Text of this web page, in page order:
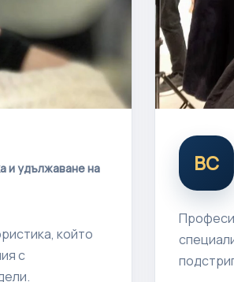
и удължаване на
който
с
ВС